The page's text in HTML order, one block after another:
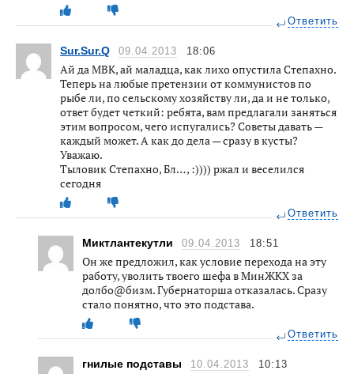
Ответить
Sur.Sur.Q 09.04.2013 18:06
Ай да МВК, ай маладца, как лихо опустила Степахно.
Теперь на любые претензии от коммунистов по
рыбе ли, по сельскому хозяйству ли, да и не только,
ответ будет четкий: ребята, вам предлагали заняться
этим вопросом, чего испугались? Советы давать —
каждый может. А как до дела — сразу в кусты?
Уважаю.
Тыловик Степахно, Бл… , :)))) ржал и веселился
сегодня
Ответить
Миктлантекутли 09.04.2013 18:51
Он же предложил, как условие перехода на эту
работу, уволить твоего шефа в МинЖКХ за
долбо@бизм. Губернаторша отказалась. Сразу
стало понятно, что это подстава.
Ответить
гнилые подставы 10.04.2013 10:13